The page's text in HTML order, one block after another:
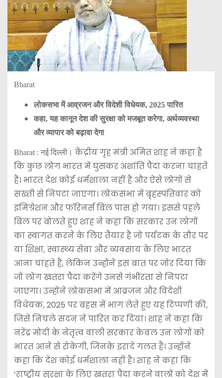
Bharat
लोकसभा में आव्रजन और विदेशी विधेयक, 2025 पारित
कहा, यह कानून देश की सुरक्षा को मजबूत करेगा, अर्थव्यवस्था
और व्यापार को बढ़ावा देगा
Bharat : नई दिल्ली। केंद्रीय गृह मंत्री अमित शाह ने कहा है
कि कुछ लोग भारत में घुसकर अशांति पैदा करना चाहते
हैं। भारत देश कोई धर्मशाला नहीं है और ऐसे लोगों से
सख्ती से निपटा जाएगा। लोकसभा में बृहस्पतिवार को
इमिग्रेशन और फॉरेनर्स बिल पास हो गया। इससे पहले
बिल पर बोलते हुए शाह ने कहा कि सरकार उन लोगों
का स्वागत करने के लिए तैयार है जो पर्यटक के तौर पर
या शिक्षा, स्वास्थ्य सेवा और व्यवसाय के लिए भारत
आना चाहते हैं, लेकिन उन्होंने इस बात पर जोर दिया कि
जो लोग खतरा पैदा करेंगे उनसे गंभीरता से निपटा
जाएगा। उन्होंने लोकसभा में आव्रजन और विदेशी
विधेयक, 2025 पर बहस में भाग लेते हुए यह टिप्पणी की,
जिसे निचले सदन ने पारित कर दिया। शाह ने कहा कि
नरेंद्र मोदी के नेतृत्व वाली सरकार केवल उन लोगों को
भारत आने से रोकेगी, जिनके इरादे गलत हैं। उन्होंने
कहा कि देश कोई धर्मशाला नहीं है। शाह ने कहा कि
‘राष्ट्रीय सुरक्षा के लिए खतरा पैदा करने वालों को देश में